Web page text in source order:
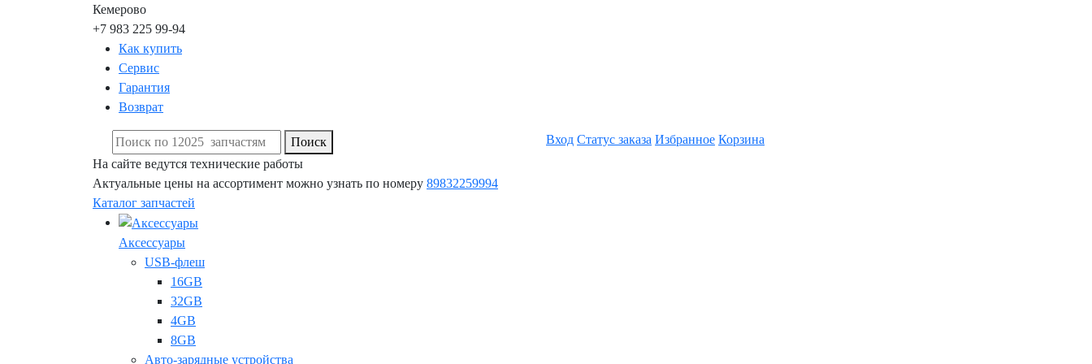
Кемерово
+7 983 225 99-94
Как купить
Сервис
Гарантия
Возврат
Поиск Вход Статус заказа Избранное Корзина
На сайте ведутся технические работы
Актуальные цены на ассортимент можно узнать по номеру 89832259994
Каталог запчастей
Аксессуары
USB-флеш
16GB
32GB
4GB
8GB
Авто-зарядные устройства